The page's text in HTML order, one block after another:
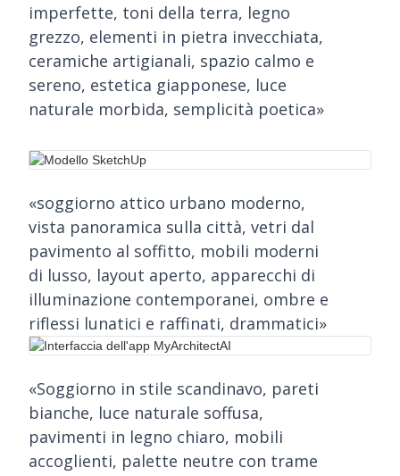
imperfette, toni della terra, legno
grezzo, elementi in pietra invecchiata,
ceramiche artigianali, spazio calmo e
sereno, estetica giapponese, luce
naturale morbida, semplicità poetica»
«soggiorno attico urbano moderno,
vista panoramica sulla città, vetri dal
pavimento al soffitto, mobili moderni
di lusso, layout aperto, apparecchi di
illuminazione contemporanei, ombre e
riflessi lunatici e raffinati, drammatici»
«Soggiorno in stile scandinavo, pareti
bianche, luce naturale soffusa,
pavimenti in legno chiaro, mobili
accoglienti, palette neutre con trame